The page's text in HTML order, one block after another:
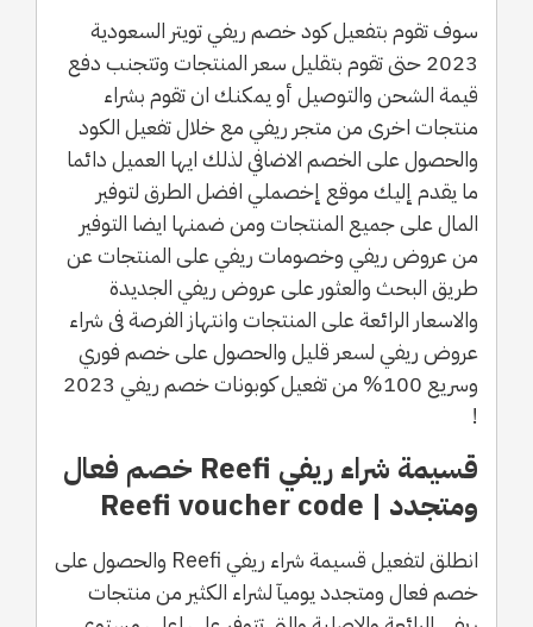
سوف تقوم بتفعيل كود خصم ريفي تويتر السعودية
2023 حتى تقوم بتقليل سعر المنتجات وتتجنب دفع
قيمة الشحن والتوصيل أو يمكنك ان تقوم بشراء
منتجات اخرى من متجر ريفي مع خلال تفعيل الكود
والحصول على الخصم الاضافي لذلك ايها العميل دائما
ما يقدم إليك موقع إخصملي افضل الطرق لتوفير
المال على جميع المنتجات ومن ضمنها ايضا التوفير
من عروض ريفي وخصومات ريفي على المنتجات عن
طريق البحث والعثور على عروض ريفي الجديدة
والاسعار الرائعة على المنتجات وانتهاز الفرصة فى شراء
عروض ريفي لسعر قليل والحصول على خصم فوري
وسريع 100% من تفعيل كوبونات خصم ريفي 2023
!
قسيمة شراء ريفي Reefi خصم فعال
ومتجدد | Reefi voucher code
انطلق لتفعيل قسيمة شراء ريفي Reefi والحصول على
خصم فعال ومتجدد يوميآ لشراء الكثير من منتجات